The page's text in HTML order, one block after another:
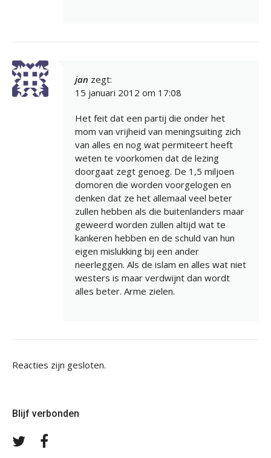
jan zegt:
15 januari 2012 om 17:08
Het feit dat een partij die onder het
mom van vrijheid van meningsuiting zich
van alles en nog wat permiteert heeft
weten te voorkomen dat de lezing
doorgaat zegt genoeg. De 1,5 miljoen
domoren die worden voorgelogen en
denken dat ze het allemaal veel beter
zullen hebben als die buitenlanders maar
geweerd worden zullen altijd wat te
kankeren hebben en de schuld van hun
eigen mislukking bij een ander
neerleggen. Als de islam en alles wat niet
westers is maar verdwijnt dan wordt
alles beter. Arme zielen.
Reacties zijn gesloten.
Blijf verbonden
Volg